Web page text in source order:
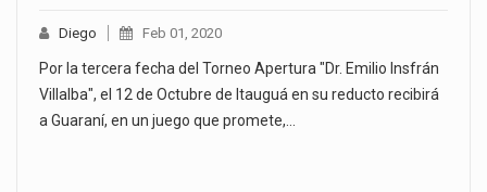
Diego Feb 01, 2020
Por la tercera fecha del Torneo Apertura "Dr. Emilio Insfrán
Villalba", el 12 de Octubre de Itauguá en su reducto recibirá
a Guaraní, en un juego que promete,…